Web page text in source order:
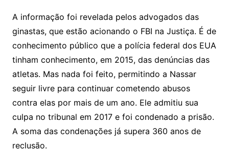
A informação foi revelada pelos advogados das
ginastas, que estão acionando o FBI na Justiça. É de
conhecimento público que a polícia federal dos EUA
tinham conhecimento, em 2015, das denúncias das
atletas. Mas nada foi feito, permitindo a Nassar
seguir livre para continuar cometendo abusos
contra elas por mais de um ano. Ele admitiu sua
culpa no tribunal em 2017 e foi condenado a prisão.
A soma das condenações já supera 360 anos de
reclusão.